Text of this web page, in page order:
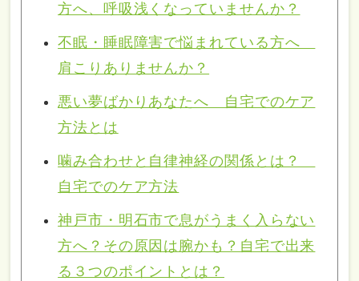
方へ、呼吸浅くなっていませんか？
不眠・睡眠障害で悩まれている方へ
肩こりありませんか？
悪い夢ばかりあなたへ 自宅でのケア
方法とは
噛み合わせと自律神経の関係とは？
自宅でのケア方法
神戸市・明石市で息がうまく入らない
方へ？その原因は腕かも？自宅で出来
る３つのポイントとは？